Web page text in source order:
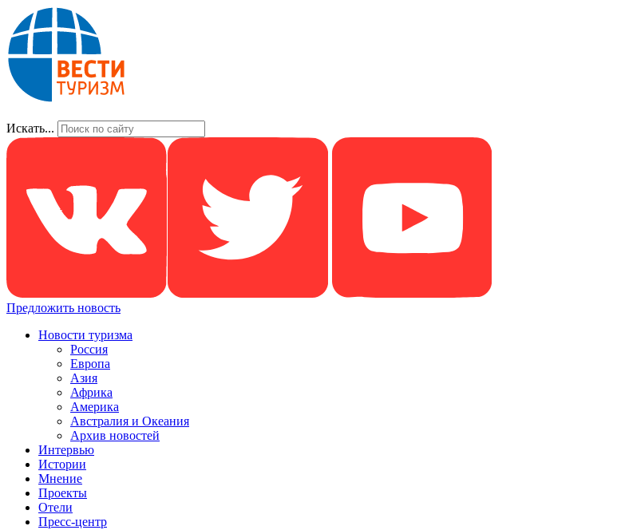
Искать...
Предложить новость
Новости туризма
Россия
Европа
Азия
Африка
Америка
Австралия и Океания
Архив новостей
Интервью
Истории
Мнение
Проекты
Отели
Пресс-центр